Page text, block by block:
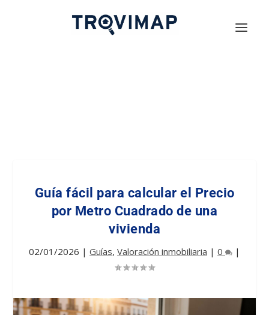
Guía fácil para calcular el Precio
por Metro Cuadrado de una
vivienda
02/01/2026 | Guías, Valoración inmobiliaria | 0 |